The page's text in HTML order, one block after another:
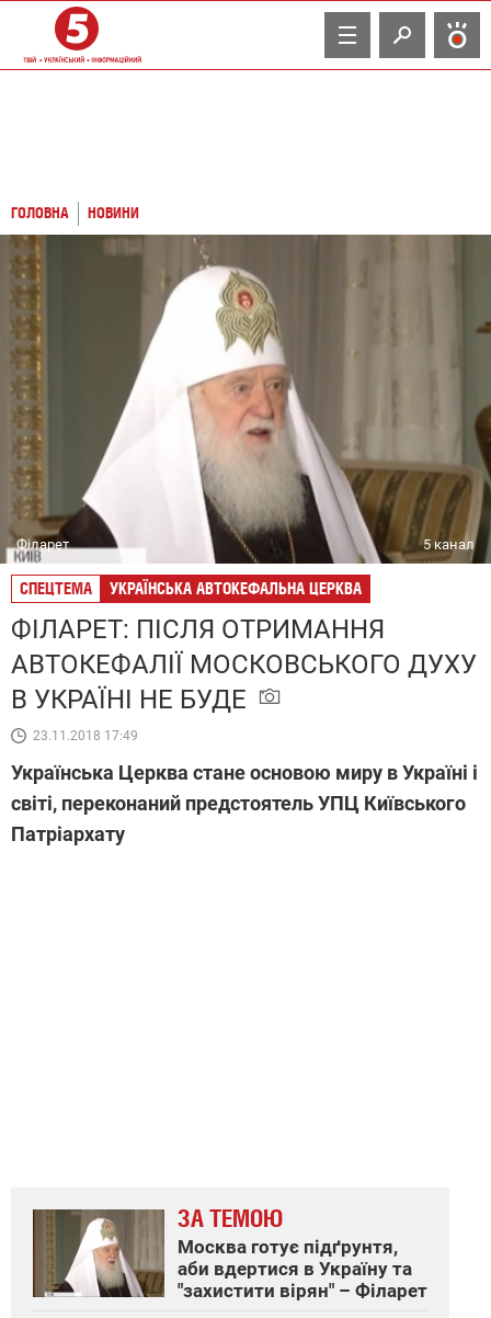
TV
ГОЛОВНА НОВИНИ
Філарет 5 канал
СПЕЦТЕМА УКРАЇНСЬКА АВТОКЕФАЛЬНА ЦЕРКВА
ФІЛАРЕТ: ПІСЛЯ ОТРИМАННЯ
АВТОКЕФАЛІЇ МОСКОВСЬКОГО ДУХУ
В УКРАЇНІ НЕ БУДЕ
23.11.2018 17:49
Українська Церква стане основою миру в Україні і
світі, переконаний предстоятель УПЦ Київського
Патріархату
ЗА ТЕМОЮ
Москва готує підґрунтя,
аби вдертися в Україну та
"захистити вірян" – Філарет